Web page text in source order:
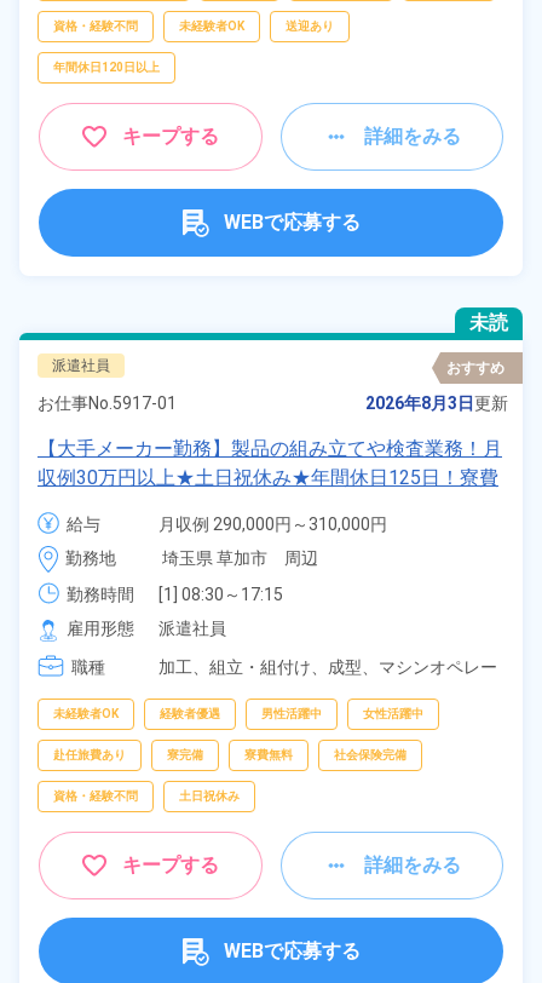
資格・経験不問 未経験者OK 送迎あり
年間休日120日以上
キープする 詳細をみる
WEBで応募する
未読
派遣社員 おすすめ
お仕事No. 5917-01 2026年8月3日更新
【大手メーカー勤務】製品の組み立てや検査業務！月
収例30万円以上★土日祝休み★年間休日125日！寮費
無料★備品付きワンルーム寮完備★赴任旅費会社負担
◎自社正社員登用制度あり★就業先食堂利用可◎《埼
玉県草加市》
給与
月収例 290,000円～310,000円
時給 1,550円～1,550円
勤務地
埼玉県 草加市　周辺
勤務時間
[1] 08:30～17:15
[2] 17:15～02:00
[3] 06:00～14:45
[4] 14:45～23:30
雇用形態
派遣社員
職種
加工、 組立・組付け、 成型、 マシンオペレー
未経験者OK 経験者優遇 男性活躍中 女性活躍中
赴任旅費あり 寮完備 寮費無料 社会保険完備
資格・経験不問 土日祝休み
キープする 詳細をみる
WEBで応募する